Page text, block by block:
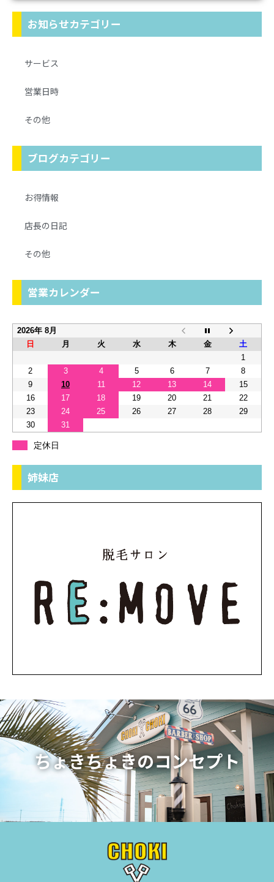
お知らせカテゴリー
サービス
営業日時
その他
ブログカテゴリー
お得情報
店長の日記
その他
営業カレンダー
2026年 8月
日
月 火 水 木 金
土
1
2
3 4 5 6 7
8
9
10 11 12 13 14
15
16
17 18 19 20 21
22
23
24 25 26 27 28
29
30
31
定休日
姉妹店
ちょきちょきのコンセプト